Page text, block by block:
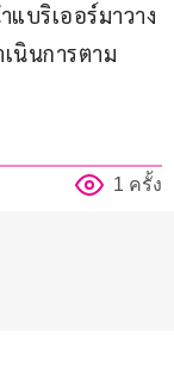
บริเออร์มาวาง
นินการตาม
1 ครั้ง